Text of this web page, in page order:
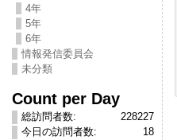
4年
5年
6年
情報発信委員会
未分類
Count per Day
228227
総訪問者数:
18
今日の訪問者数: